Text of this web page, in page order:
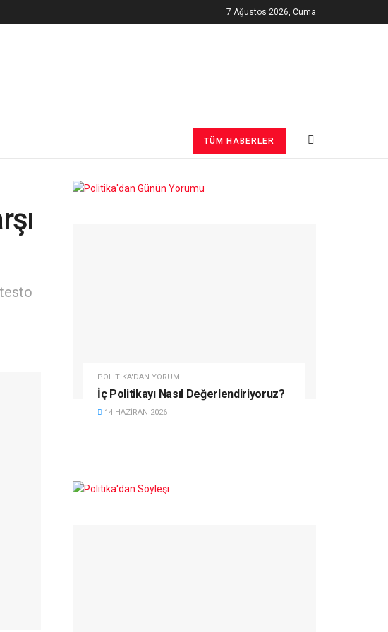
7 Ağustos 2026, Cuma
TÜM HABERLER
POLITIKA'DAN YORUM
İç Politikayı Nasıl Değerlendiriyoruz?
14 HAZIRAN 2026